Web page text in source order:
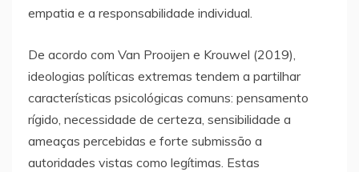
empatia e a responsabilidade individual.
De acordo com Van Prooijen e Krouwel (2019),
ideologias políticas extremas tendem a partilhar
características psicológicas comuns: pensamento
rígido, necessidade de certeza, sensibilidade a
ameaças percebidas e forte submissão a
autoridades vistas como legítimas. Estas